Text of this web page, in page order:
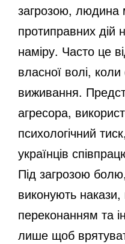
загрозою, людина
протиправних дій
наміру. Часто це
власної волі,
виживання.
агресора,
психологічний
українців
Під загрозою
виконують накази,
переконанням та
лише щоб